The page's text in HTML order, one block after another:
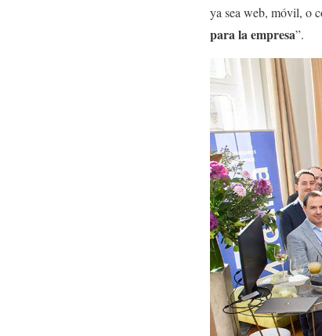
ya sea web, móvil, o
para la empresa”.